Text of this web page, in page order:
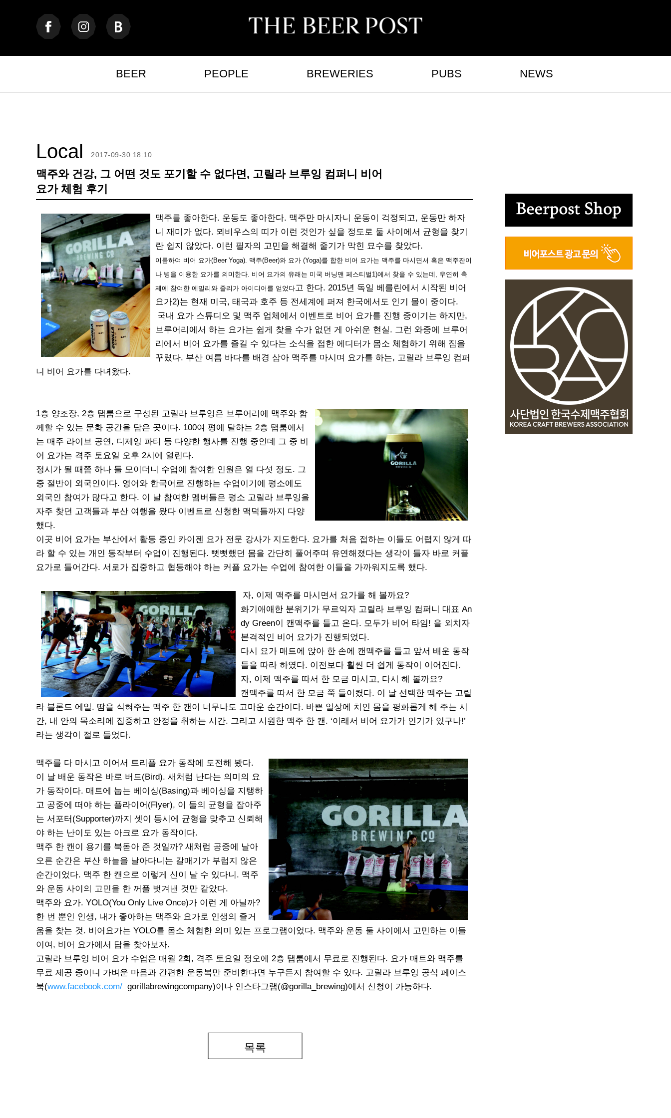
BEER PEOPLE BREWERIES PUBS NEWS
Local
맥주와 건강, 그 어떤 것도 포기할 수 없다면, 고릴라 브루잉 컴퍼니 비어
요가 체험 후기
2017-09-30 18:10
맥주를 좋아한다. 운동도 좋아한다. 맥주만 마시자니 운동이 걱정되고, 운동만 하자
니 재미가 없다. 뫼비우스의 띠가 이런 것인가 싶을 정도로 둘 사이에서 균형을 찾기
란 쉽지 않았다. 이런 필자의 고민을 해결해 줄기가 막힌 묘수를 찾았다.
이름하여 비어 요가(Beer Yoga). 맥주(Beer)와 요가 (Yoga)를 합한 비어 요가는 맥주를 마시면서 혹은 맥주잔이
나 병을 이용한 요가를 의미한다. 비어 요가의 유래는 미국 버닝맨 페스티벌1)에서 찾을 수 있는데, 우연히 축
제에 참여한 에밀리와 줄리가 아이디어를 얻었다고 한다. 2015년 독일 베를린에서 시작된 비어
요가2)는 현재 미국, 태국과 호주 등 전세계에 퍼져 한국에서도 인기 몰이 중이다.
국내 요가 스튜디오 및 맥주 업체에서 이벤트로 비어 요가를 진행 중이기는 하지만,
브루어리에서 하는 요가는 쉽게 찾을 수가 없던 게 아쉬운 현실. 그런 와중에 브루어
리에서 비어 요가를 즐길 수 있다는 소식을 접한 에디터가 몸소 체험하기 위해 짐을
꾸렸다. 부산 여름 바다를 배경 삼아 맥주를 마시며 요가를 하는, 고릴라 브루잉 컴퍼
니 비어 요가를 다녀왔다.
1층 양조장, 2층 탭룸으로 구성된 고릴라 브루잉은 브루어리에 맥주와 함
께할 수 있는 문화 공간을 담은 곳이다. 100여 평에 달하는 2층 탭룸에서
는 매주 라이브 공연, 디제잉 파티 등 다양한 행사를 진행 중인데 그 중 비
어 요가는 격주 토요일 오후 2시에 열린다.
정시가 될 때쯤 하나 둘 모이더니 수업에 참여한 인원은 열 다섯 정도. 그
중 절반이 외국인이다. 영어와 한국어로 진행하는 수업이기에 평소에도
외국인 참여가 많다고 한다. 이 날 참여한 멤버들은 평소 고릴라 브루잉을
자주 찾던 고객들과 부산 여행을 왔다 이벤트로 신청한 맥덕들까지 다양
했다.
이곳 비어 요가는 부산에서 활동 중인 카이젠 요가 전문 강사가 지도한다. 요가를 처음 접하는 이들도 어렵지 않게 따
라 할 수 있는 개인 동작부터 수업이 진행된다. 뻣뻣했던 몸을 간단히 풀어주며 유연해졌다는 생각이 들자 바로 커플
요가로 들어간다. 서로가 집중하고 협동해야 하는 커플 요가는 수업에 참여한 이들을 가까워지도록 했다.
자, 이제 맥주를 마시면서 요가를 해 볼까요?
화기애애한 분위기가 무르익자 고릴라 브루잉 컴퍼니 대표 An
dy Green이 캔맥주를 들고 온다. 모두가 비어 타임! 을 외치자
본격적인 비어 요가가 진행되었다.
다시 요가 매트에 앉아 한 손에 캔맥주를 들고 앞서 배운 동작
들을 따라 하였다. 이전보다 훨씬 더 쉽게 동작이 이어진다.
자, 이제 맥주를 따서 한 모금 마시고, 다시 해 볼까요?
캔맥주를 따서 한 모금 쭉 들이켰다. 이 날 선택한 맥주는 고릴
라 블론드 에일. 땀을 식혀주는 맥주 한 캔이 너무나도 고마운 순간이다. 바쁜 일상에 치인 몸을 평화롭게 해 주는 시
간, 내 안의 목소리에 집중하고 안정을 취하는 시간. 그리고 시원한 맥주 한 캔. ‘이래서 비어 요가가 인기가 있구나!’
라는 생각이 절로 들었다.
맥주를 다 마시고 이어서 트리플 요가 동작에 도전해 봤다.
이 날 배운 동작은 바로 버드(Bird). 새처럼 난다는 의미의 요
가 동작이다. 매트에 눕는 베이싱(Basing)과 베이싱을 지탱하
고 공중에 떠야 하는 플라이어(Flyer), 이 둘의 균형을 잡아주
는 서포터(Supporter)까지 셋이 동시에 균형을 맞추고 신뢰해
야 하는 난이도 있는 아크로 요가 동작이다.
맥주 한 캔이 용기를 북돋아 준 것일까? 새처럼 공중에 날아
오른 순간은 부산 하늘을 날아다니는 갈매기가 부럽지 않은
순간이었다. 맥주 한 캔으로 이렇게 신이 날 수 있다니. 맥주
와 운동 사이의 고민을 한 꺼풀 벗겨낸 것만 같았다.
맥주와 요가. YOLO(You Only Live Once)가 이런 게 아닐까?
한 번 뿐인 인생, 내가 좋아하는 맥주와 요가로 인생의 즐거
움을 찾는 것. 비어요가는 YOLO를 몸소 체험한 의미 있는 프로그램이었다. 맥주와 운동 둘 사이에서 고민하는 이들
이여, 비어 요가에서 답을 찾아보자.
고릴라 브루잉 비어 요가 수업은 매월 2회, 격주 토요일 정오에 2층 탭룸에서 무료로 진행된다. 요가 매트와 맥주를
무료 제공 중이니 가벼운 마음과 간편한 운동복만 준비한다면 누구든지 참여할 수 있다. 고릴라 브루잉 공식 페이스
북(www.facebook.com/ gorillabrewingcompany)이나 인스타그램(@gorilla_brewing)에서 신청이 가능하다.
목록